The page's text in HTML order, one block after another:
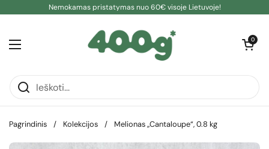
Pereiti prie turinioNemokamas pristatymas nuo 60€ visoje Lietuvoje!
Atidaryti meniu
Atidaryti
0
Pagrindinis / Kolekcijos / Melionas „Cantaloupe“, 0.8 kg